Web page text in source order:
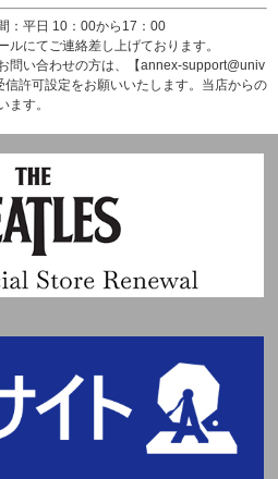
：平日 10：00から17：00
ルにてご連絡差し上げております。
問い合わせの方は、【annex-support@univ
許可設定をお願いいたします。当店からの
ます。